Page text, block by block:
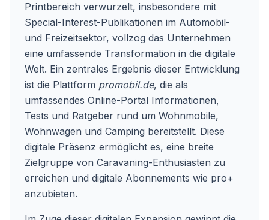
Printbereich verwurzelt, insbesondere mit
Special-Interest-Publikationen im Automobil-
und Freizeitsektor, vollzog das Unternehmen
eine umfassende Transformation in die digitale
Welt. Ein zentrales Ergebnis dieser Entwicklung
ist die Plattform promobil.de, die als
umfassendes Online-Portal Informationen,
Tests und Ratgeber rund um Wohnmobile,
Wohnwagen und Camping bereitstellt. Diese
digitale Präsenz ermöglicht es, eine breite
Zielgruppe von Caravaning-Enthusiasten zu
erreichen und digitale Abonnements wie pro+
anzubieten.